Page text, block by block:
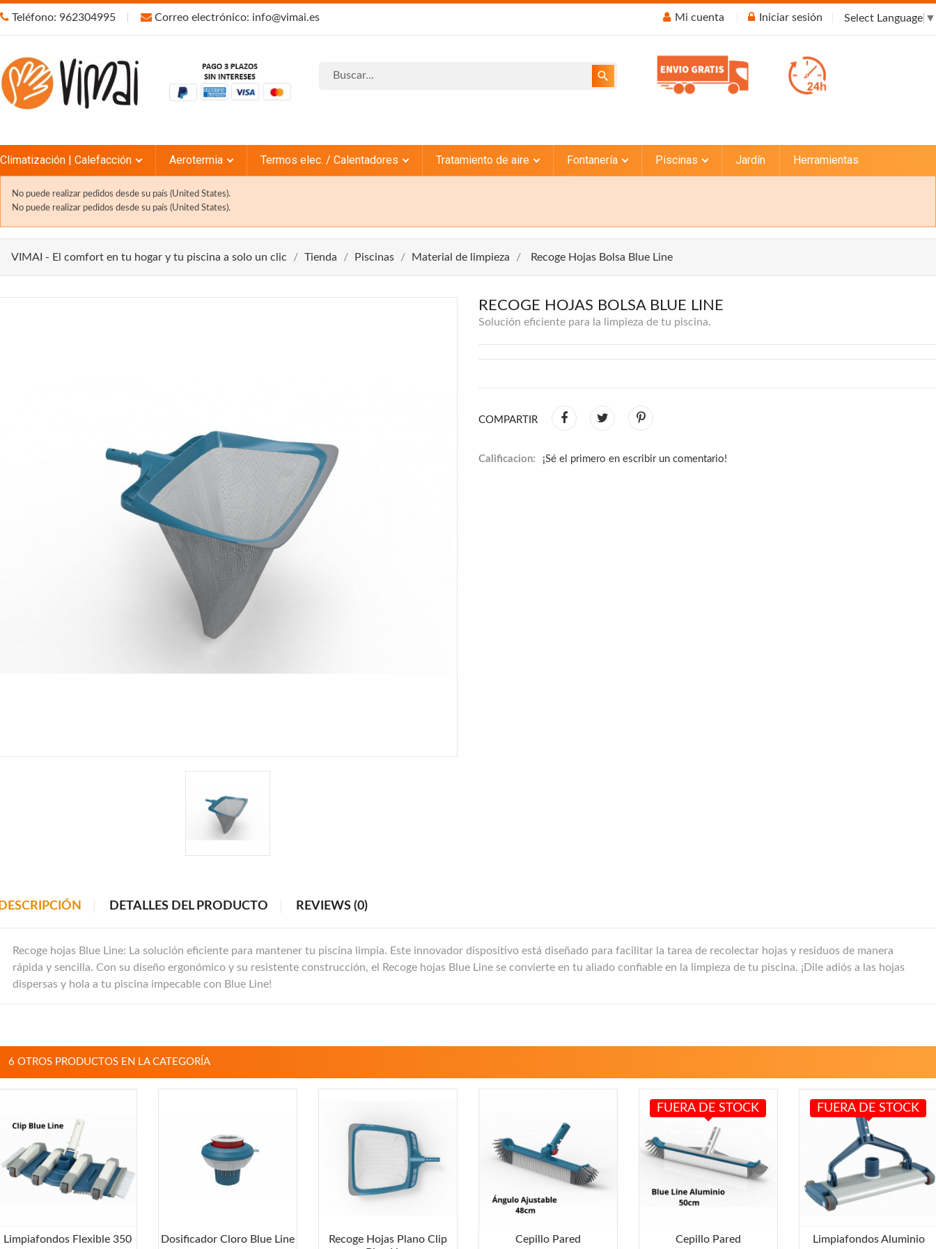
Teléfono: 962304995 Correo electrónico: info@vimai.es Mi cuenta Iniciar sesión Select Language ▼
search
Climatización | Calefacción Aerotermia Termos elec. / Calentadores Tratamiento de aire Fontanería Piscinas Jardín Herramientas
No puede realizar pedidos desde su país (United States).
No puede realizar pedidos desde su país (United States).
VIMAI - El comfort en tu hogar y tu piscina a solo un clic Tienda Piscinas Material de limpieza Recoge Hojas Bolsa Blue Line
RECOGE HOJAS BOLSA BLUE LINE
Solución eficiente para la limpieza de tu piscina.
COMPARTIR
Calificacion: ¡Sé el primero en escribir un comentario!
DETALLES DEL PRODUCTO REVIEWS (0)
Recoge hojas Blue Line: La solución eficiente para mantener tu piscina limpia. Este innovador dispositivo está diseñado para facilitar la tarea de recolectar hojas y residuos de manera
rápida y sencilla. Con su diseño ergonómico y su resistente construcción, el Recoge hojas Blue Line se convierte en tu aliado confiable en la limpieza de tu piscina. ¡Dile adiós a las hojas
dispersas y hola a tu piscina impecable con Blue Line!
6 OTROS PRODUCTOS EN LA CATEGORÍA
Limpiafondos Flexible 350 Dosificador Cloro Blue Line
Recoge Hojas Plano Clip
Cepillo Pared Cepillo Pared
FUERA DE STOCK
Limpiafondos Aluminio
FUERA DE STOCK